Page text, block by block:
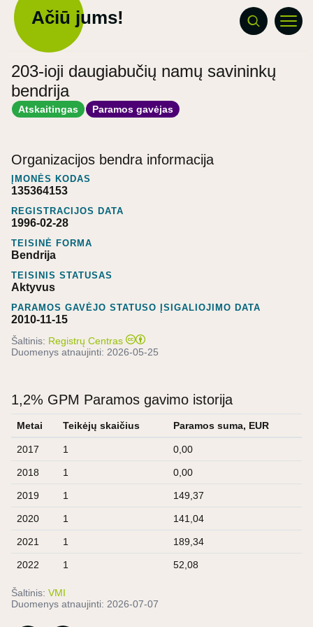
Ačiū jums!
203-ioji daugiabučių namų savininkų
bendrija
Atskaitingas Paramos gavėjas
Organizacijos bendra informacija
ĮMONĖS KODAS
135364153
REGISTRACIJOS DATA
1996-02-28
TEISINĖ FORMA
Bendrija
TEISINIS STATUSAS
Aktyvus
PARAMOS GAVĖJO STATUSO ĮSIGALIOJIMO DATA
2010-11-15
Šaltinis: Registrų Centras
Duomenys atnaujinti: 2026-05-25
1,2% GPM Paramos gavimo istorija
Metai Teikėjų skaičius Paramos suma, EUR
2017 1 0,00
2018 1 0,00
2019 1 149,37
2020 1 141,04
2021 1 189,34
2022 1 52,08
Šaltinis: VMI
Duomenys atnaujinti: 2026-07-07